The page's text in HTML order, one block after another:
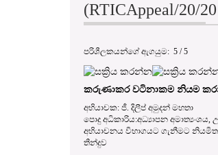
(RTICAppeal/20/
පරිශීලකයන්ගේ ඇගයුම: 5 /5
කරුණාකර වටිනාකම නියම
අභියාචක: ජී. දිලීප් අමුදන් මහතා
පොදු අධිකාරිය:අධ්‍යාපන අමාත්‍යංශය,
අභියාචනය විභාගයට ගැනීමට නියමිත
තීන්දුව